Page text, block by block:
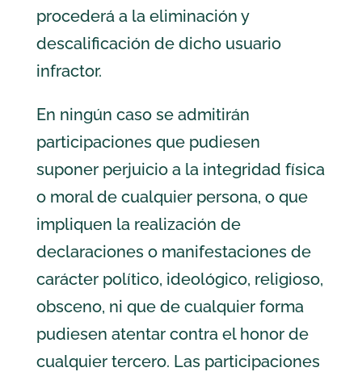
procederá a la eliminación y
descalificación de dicho usuario
infractor.
En ningún caso se admitirán
participaciones que pudiesen
suponer perjuicio a la integridad física
o moral de cualquier persona, o que
impliquen la realización de
declaraciones o manifestaciones de
carácter político, ideológico, religioso,
obsceno, ni que de cualquier forma
pudiesen atentar contra el honor de
cualquier tercero. Las participaciones